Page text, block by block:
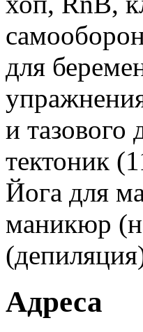
для
и тазового
тектоник
Йога для
маникюр
Адреса